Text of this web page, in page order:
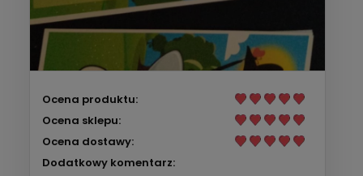
Ocena produktu:
Ocena sklepu:
Ocena dostawy:
Dodatkowy komentarz: